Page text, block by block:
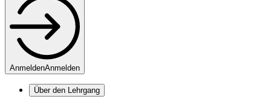
AnmeldenAnmelden
Über den Lehrgang